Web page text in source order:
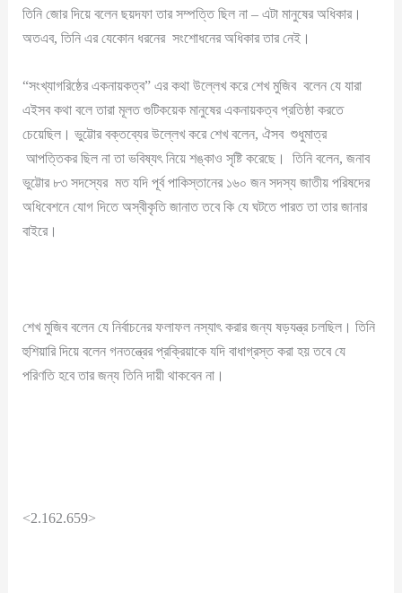
তিনি জোর দিয়ে বলেন ছয়দফা তার সম্পত্তি ছিল না – এটা মানুষের অধিকার।
অতএব, তিনি এর যেকোন ধরনের সংশোধনের অধিকার তার নেই।
“সংখ্যাগরিষ্ঠের একনায়কত্ব” এর কথা উল্লেখ করে শেখ মুজিব বলেন যে যারা
এইসব কথা বলে তারা মূলত গুটিকয়েক মানুষের একনায়কত্ব প্রতিষ্ঠা করতে
চেয়েছিল। ভুট্টোর বক্তব্যের উল্লেখ করে শেখ বলেন, ঐসব শুধুমাত্র
আপত্তিকর ছিল না তা ভবিষ্যৎ নিয়ে শঙ্কাও সৃষ্টি করেছে। তিনি বলেন, জনাব
ভুট্টোর ৮৩ সদস্যের মত যদি পূর্ব পাকিস্তানের ১৬০ জন সদস্য জাতীয় পরিষদের
অধিবেশনে যোগ দিতে অস্বীকৃতি জানাত তবে কি যে ঘটতে পারত তা তার জানার
বাইরে।
শেখ মুজিব বলেন যে নির্বাচনের ফলাফল নস্যাৎ করার জন্য ষড়যন্ত্র চলছিল। তিনি
হুশিয়ারি দিয়ে বলেন গনতন্ত্রের প্রক্রিয়াকে যদি বাধাগ্রস্ত করা হয় তবে যে
পরিণতি হবে তার জন্য তিনি দায়ী থাকবেন না।
<2.162.659>